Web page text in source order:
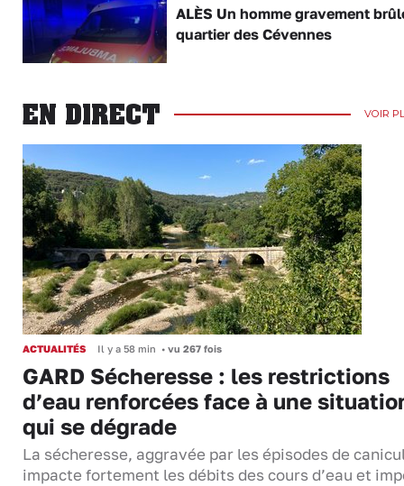
ALÈS Un homme gravement
quartier des Cévennes
EN DIRECT VOIR
ACTUALITÉS Il y a 58 min • vu 267 fois
GARD Sécheresse : les restrictions
d’eau renforcées face à une
qui se dégrade
La sécheresse, aggravée par les épisodes de
impacte fortement les débits des cours d’eau et